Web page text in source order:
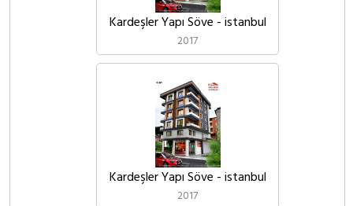
Kardeşler Yapı Söve - istanbul
2017
Kardeşler Yapı Söve - istanbul
2017